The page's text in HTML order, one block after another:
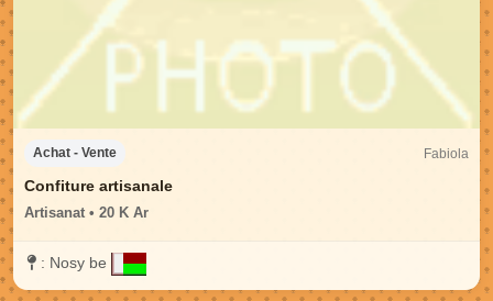
Achat - Vente Fabiola
Confiture artisanale
Artisanat • 20 K Ar
: Nosy be